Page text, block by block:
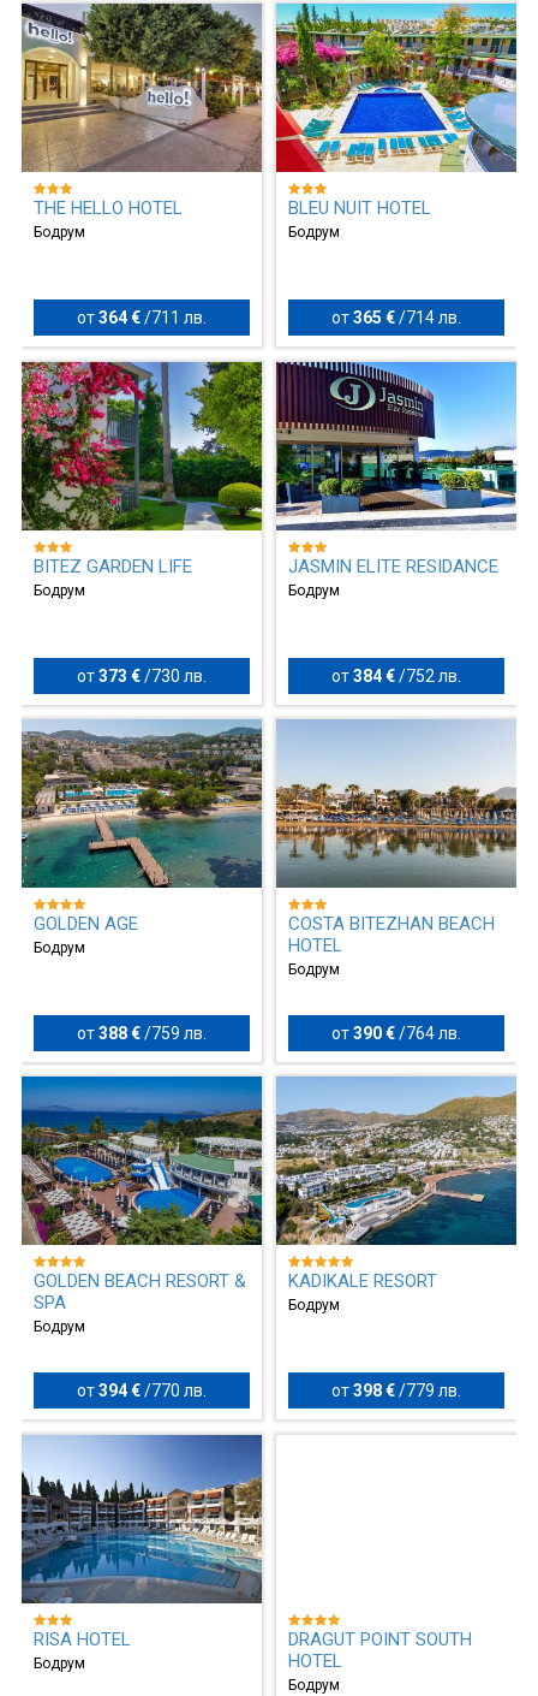
THE HELLO HOTEL
Бодрум
от364 € / 711 лв.
BLEU NUIT HOTEL
Бодрум
от365 €/ 714 лв.
BITEZ GARDEN LIFE
Бодрум
от373 € / 730 лв.
JASMIN ELITE RESIDANCE
Бодрум
от384 €/ 752 лв.
GOLDEN AGE
Бодрум
от388 € / 759 лв.
COSTA BITEZHAN BEACH
HOTEL
Бодрум
от390 €/ 764 лв.
GOLDEN BEACH RESORT &
SPA
Бодрум
от394 € / 770 лв.
KADIKALE RESORT
Бодрум
от398 €/ 779 лв.
RISA HOTEL
Бодрум
DRAGUT POINT SOUTH
HOTEL
Бодрум